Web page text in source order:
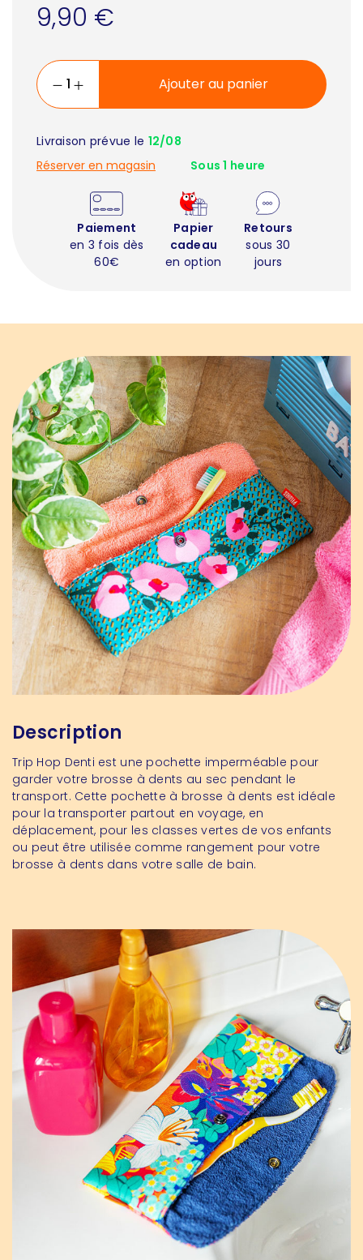
9,90 €
Ajouter au panier
Livraison prévue le 12/08
Réserver en magasin
Sous 1 heure
Paiement
en 3 fois dès
60€
Papier
cadeau
en option
Retours
sous 30
jours
Description
Trip Hop Denti est une pochette imperméable pour
garder votre brosse à dents au sec pendant le
transport. Cette pochette à brosse à dents est idéale
pour la transporter partout en voyage, en
déplacement, pour les classes vertes de vos enfants
ou peut être utilisée comme rangement pour votre
brosse à dents dans votre salle de bain.